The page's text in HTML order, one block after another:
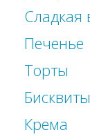
Сладкая
Печенье
Торты
Бисквиты
Крема